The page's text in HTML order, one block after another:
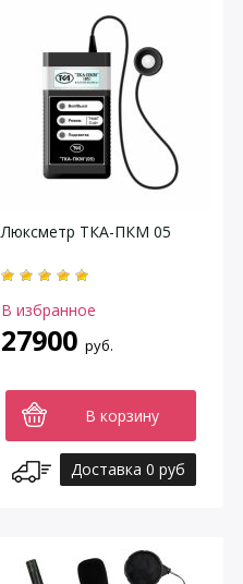
Люксметр ТКА-ПКМ 05
В избранное
27900 руб.
В корзину
Доставка 0 руб